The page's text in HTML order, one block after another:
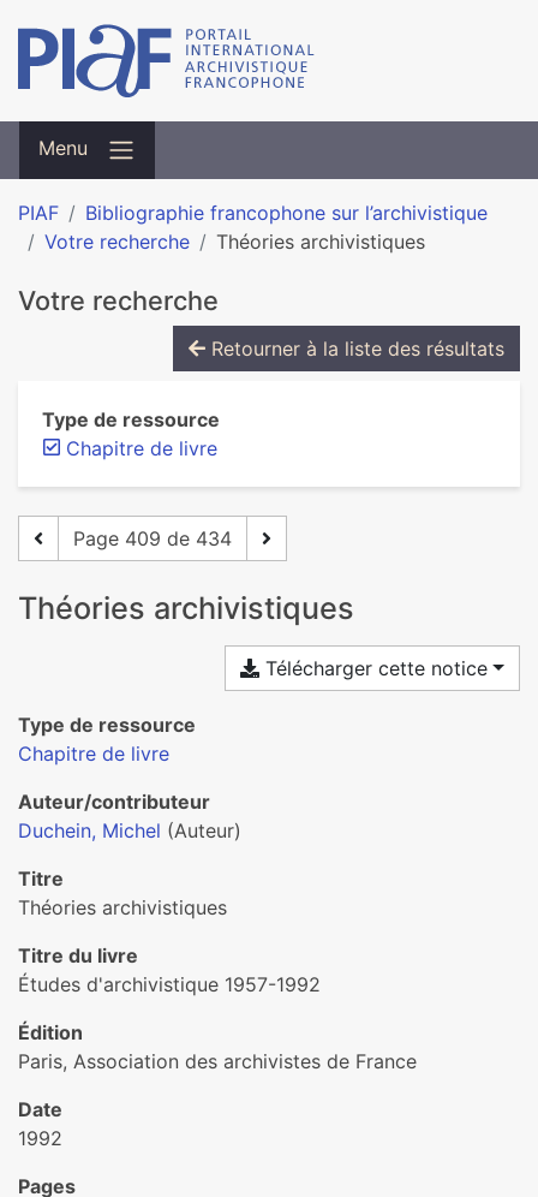
Menu
PIAF
Bibliographie francophone sur l’archivistique
Votre recherche
Théories archivistiques
Votre recherche
Retourner à la liste des résultats
Type de ressource
Chapitre de livre
Page 409 de 434
Théories archivistiques
Télécharger cette notice
Type de ressource
Chapitre de livre
Auteur/contributeur
Duchein, Michel (Auteur)
Titre
Théories archivistiques
Titre du livre
Études d'archivistique 1957-1992
Édition
Paris, Association des archivistes de France
Date
1992
Pages